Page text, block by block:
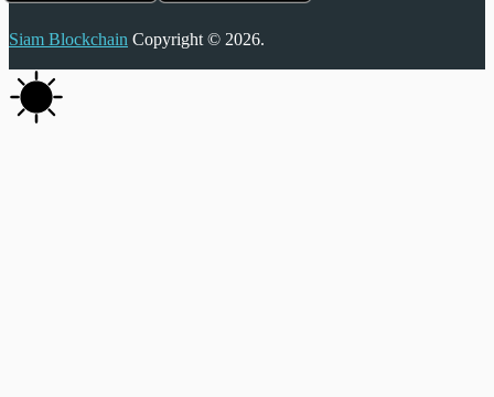
Siam Blockchain Copyright © 2026.